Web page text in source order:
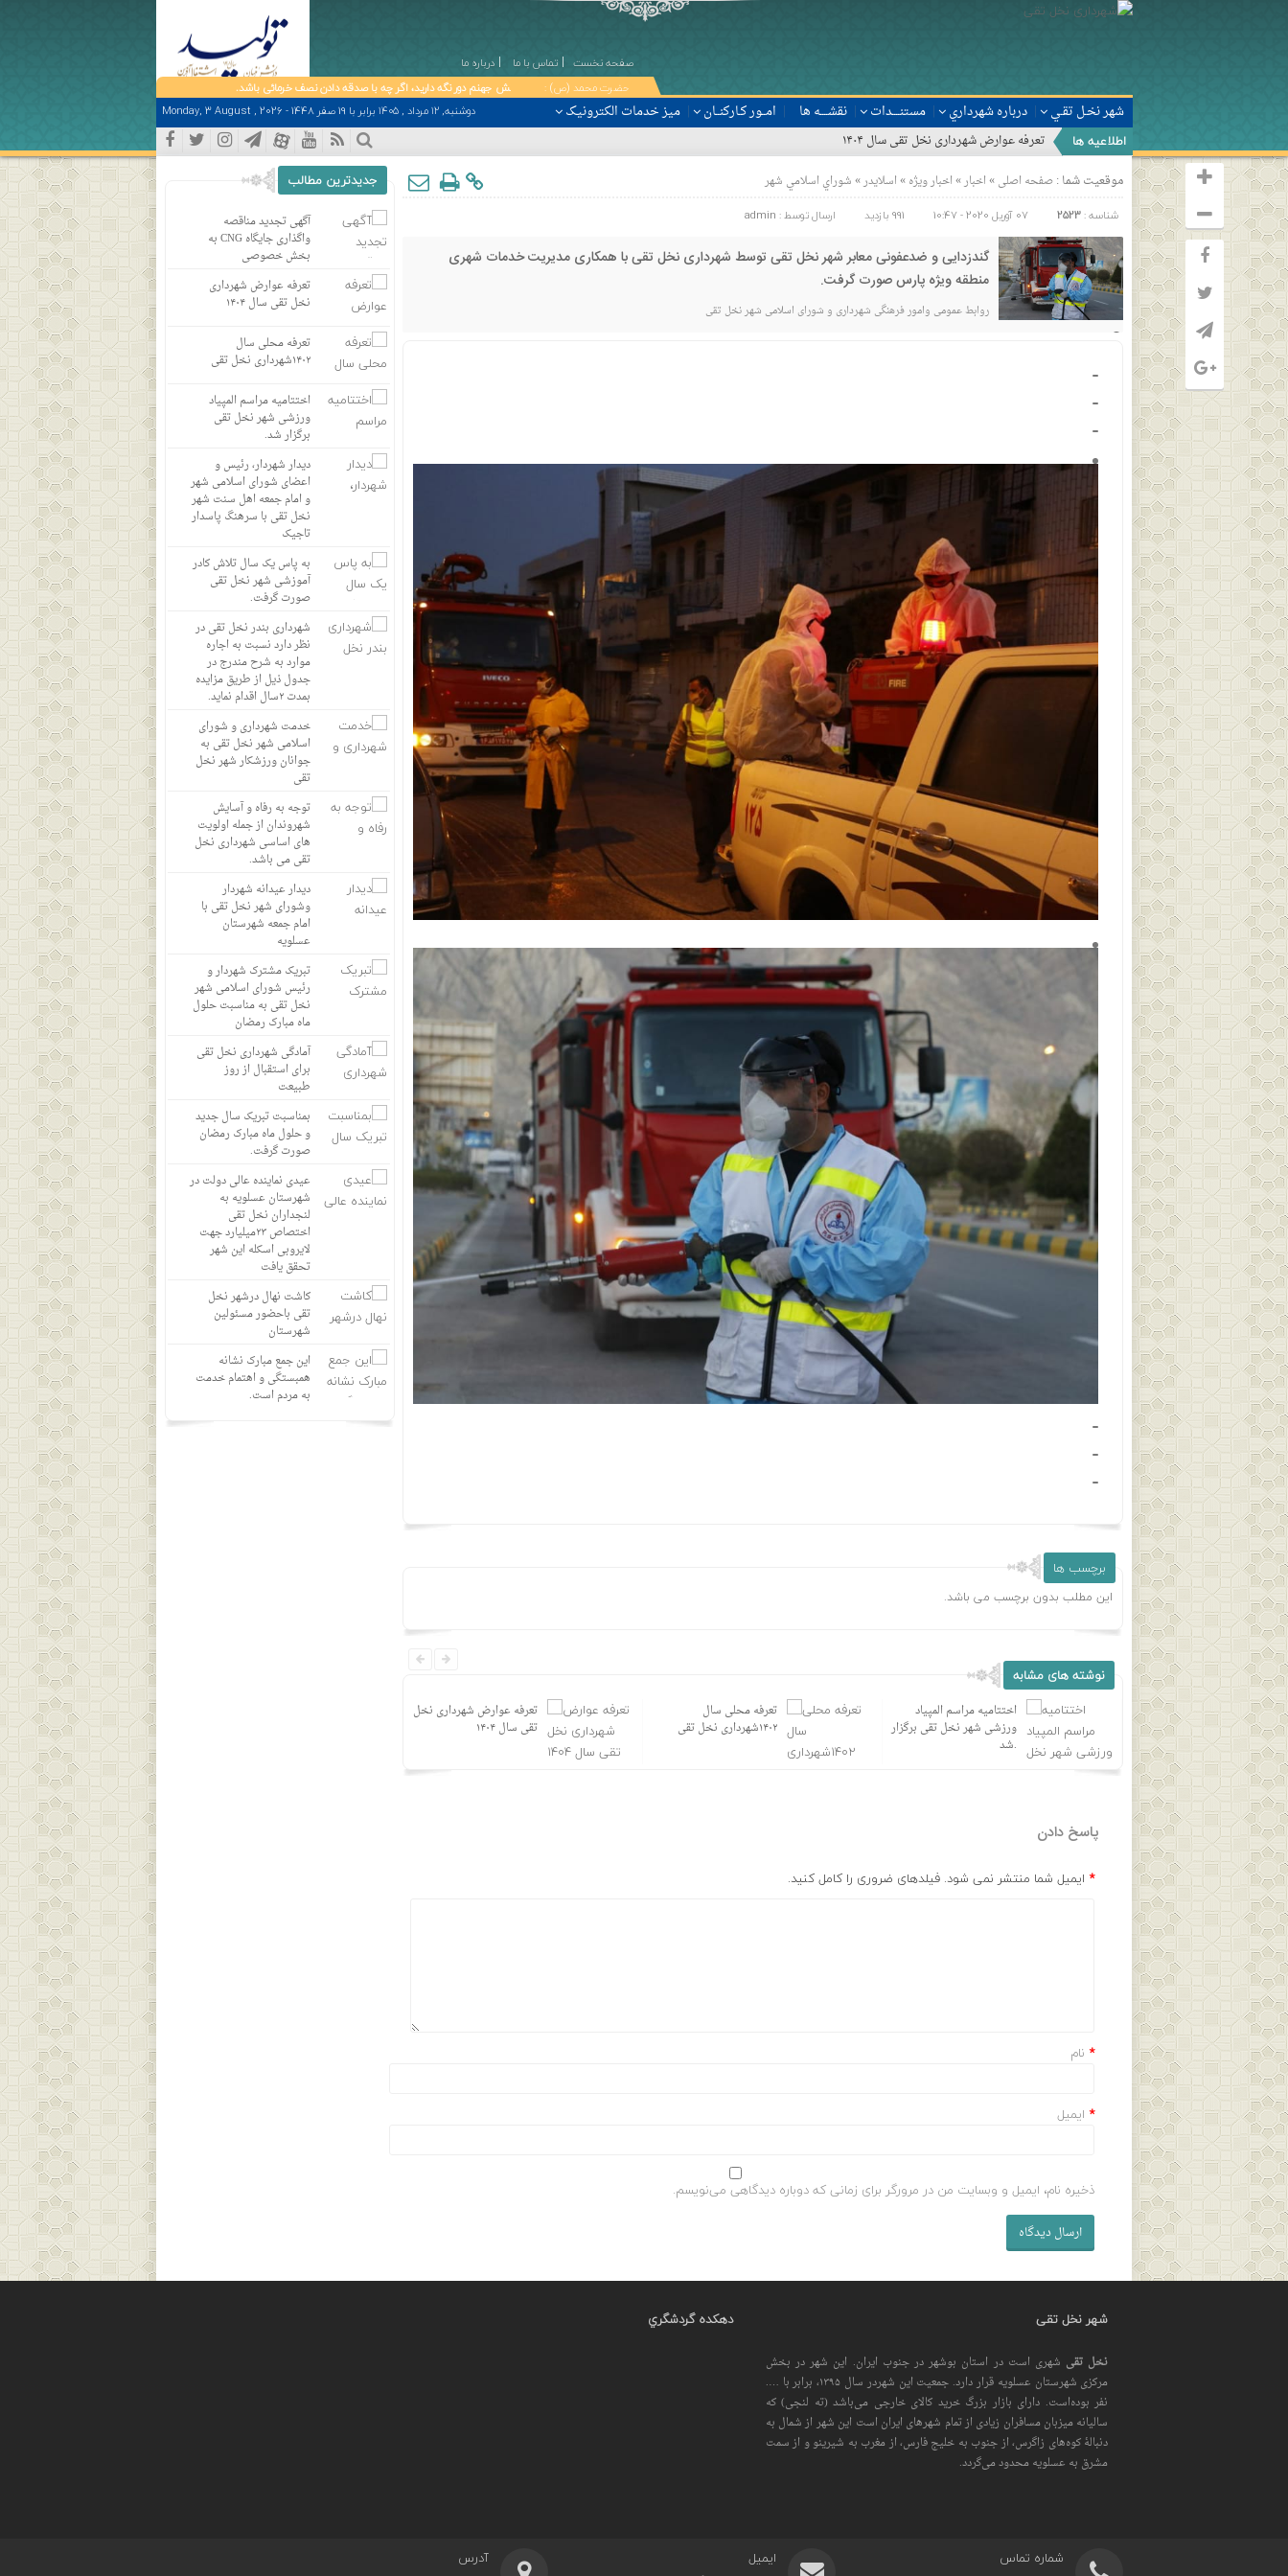
صفحه نخست تماس با ما
درباره ما
۞ حضرت محمد (ص) :
خود را از آتش جهنم دور نگه دارید، اگر چه با صدقه دادن نصف خرمائی باشد.
شهر نخـل تقـي درباره شهرداري مستنــــدات نقشــــه ها امــور كـاركنــان میز خدمات الکترونیک دوشنبه, ۱۲ مرداد , ۱۴۰۵ برابر با 19 صفر 1448 - Monday, 3 August , 2026
اطلاعیه ها
تعرفه محلی سال ۱۴۰۲شهرداری نخل تقی
موقعیت شما :صفحه اصلی»اخبار»اخبار ويژه»اسلایدر»شوراي اسلامي شهر
شناسه :2523 07 آوریل 2020 - 10:47 991 بازدید ارسال توسط : admin
گندزدایی و ضدعفونی معابر شهر نخل تقی توسط شهرداری نخل تقی با همکاری مدیریت خدمات شهری
منطقه ویژه پارس صورت گرفت.
روابط عمومی وامور فرهنگی شهرداری و شورای اسلامی شهر نخل تقی
برچسب ها
این مطلب بدون برچسب می باشد.
نوشته های مشابه
تعرفه عوارض شهرداری نخل
تقی سال ۱۴۰۴
تعرفه محلی سال
۱۴۰۲شهرداری نخل تقی
اختتامیه مراسم المپیاد
ورزشی شهر نخل تقی برگزار
شد.
دیدار شهردار، رئیس و اعضای
شورای اسلامی شهر و امام
جمعه اهل سنت شهر نخل
تقی با سرهنگ پاسدار تاجیک
پاسخ دادن
ایمیل شما منتشر نمی شود. فیلدهای ضروری را کامل کنید. *
نام *
ایمیل *
ذخیره نام، ایمیل و وبسایت من در مرورگر برای زمانی که دوباره دیدگاهی می‌نویسم.
جدیدترین مطالب
آگهی تجدید مناقصه
واگذاری جایگاه CNG به
بخش خصوصی
تعرفه عوارض شهرداری
نخل تقی سال ۱۴۰۴
تعرفه محلی سال
۱۴۰۲شهرداری نخل تقی
اختتامیه مراسم المپیاد
ورزشی شهر نخل تقی
برگزار شد.
دیدار شهردار، رئیس و
اعضای شورای اسلامی شهر
و امام جمعه اهل سنت شهر
نخل تقی با سرهنگ پاسدار
تاجیک
به پاس یک سال تلاش کادر
آموزشی شهر نخل تقی
صورت گرفت.
شهرداری بندر نخل تقی در
نظر دارد نسبت به اجاره
موارد به شرح مندرج در
جدول ذیل از طریق مزایده
بمدت ۲سال اقدام نماید.
خدمت شهرداری و شورای
اسلامی شهر نخل تقی به
جوانان ورزشکار شهر نخل
تقی
توجه به رفاه و آسایش
شهروندان از جمله اولویت
های اساسی شهرداری نخل
تقی می باشد.
دیدار عیدانه شهردار
وشورای شهر نخل تقی با
امام جمعه شهرستان
عسلویه
تبریک مشترک شهردار و
رئیس شورای اسلامی شهر
نخل تقی به مناسبت حلول
ماه مبارک رمضان
آمادگی شهرداری نخل تقی
برای استقبال از روز
طبیعت
بمناسبت تبریک سال جدید
و حلول ماه مبارک رمضان
صورت گرفت.
عیدی نماینده عالی دولت در
شهرستان عسلویه به
لنجداران نخل تقی
اختصاص ۲۳میلیارد جهت
لایروبی اسکله این شهر
تحقق یافت
کاشت نهال درشهر نخل
تقی باحضور مسئولین
شهرستان
این جمع مبارک نشانه
همبستگی و اهتمام خدمت
به مردم است.
شهر نخل تقی
نخل تقی شهری است در استان بوشهر در جنوب ایران. این شهر در بخش
مرکزی شهرستان عسلویه قرار دارد. جمعیت این شهردر سال ۱۳۹۵، برابر با ….
نفر بوده‌است. دارای بازار بزرگ خرید کالای خارجی می‌باشد (ته لنجی) که
سالیانه میزبان مسافران زیادی از تمام شهرهای ایران است اين شهر از شمال به
دنبالهٔ کوه‌های زاگرس، از جنوب به خلیج فارس، از مغرب به شیرینو و از سمت
مشرق به عسلویه محدود می‌گردد.
دهكده گردشگري
شماره تماس ایمیل آدرس